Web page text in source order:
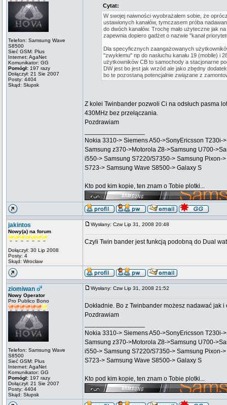
Telefon: Samsung Wave
S8500
Sieć GSM: Plus
Internet: AgaNet
Komunikator: GG
Pomógł: 197 razy
Dołączył: 21 Sie 2007
Posty: 4404
Skąd: Słupsk
Cytat:
W swojej naiwności wyobrażałem sobie, że
ustawionych kanałów, tymczasem próba
do dwóch kanałów. Trochę mało użyteczne jak
zapewnia dopiero gadżet o nazwie "kanał
Dla specyficznych zaangażowanych
"zwykłemu" np do nasłuchu kanału 19 (mobile)
użytkowników CB to samochody a stacjonarne
DW jest bo jest jak wrzód ale jako zbędny
bo te pozostaną potencjalnie związane z
Z kolei Twinbander pozwoli Ci na odsłuch pasma
430MHz bez przełączania.
Pozdrawiam
Nokia 3310-> Siemens A50->SonyEricsson
Samsung z370->Motorola Z8->Samsung U700-
i550-> Samsung S7220/S7350-> Samsung Pixon-
S723-> Samsung Wave S8500-> Galaxy S
Kto pod kim kopie, ten znam o Tobie plotki...
jakintos
Nowy(a) na forum
Dołączył: 30 Lip 2008
Posty: 4
Skąd: Wrocław
Wysłany: Czw Lip 31, 2008 20:48
Czyli Twin bander jest funkcją podobną do Dual
ziomiwan
Nowy Operator
Pro Publico Bono
Telefon: Samsung Wave
S8500
Sieć GSM: Plus
Internet: AgaNet
Komunikator: GG
Pomógł: 197 razy
Dołączył: 21 Sie 2007
Posty: 4404
Skąd: Słupsk
Wysłany: Czw Lip 31, 2008 21:52
Dokładnie. Bo z Twinbander możesz nadawać
Pozdrawiam
Nokia 3310-> Siemens A50->SonyEricsson
Samsung z370->Motorola Z8->Samsung U700-
i550-> Samsung S7220/S7350-> Samsung Pixon-
S723-> Samsung Wave S8500-> Galaxy S
Kto pod kim kopie, ten znam o Tobie plotki...